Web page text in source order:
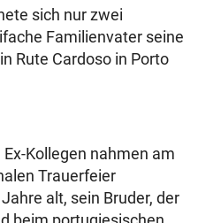
sich nur zwei
Familienvater seine
Rute Cardoso in Porto
Kollegen nahmen am
Trauerfeier
alt, sein Bruder, der